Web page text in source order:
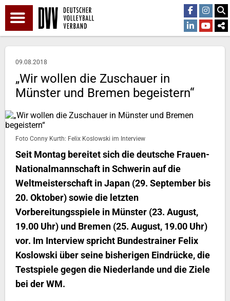
09.08.2018
„Wir wollen die Zuschauer in
Münster und Bremen begeistern“
Foto Conny Kurth: Felix Koslowski im Interview
Seit Montag bereitet sich die deutsche Frauen-
Nationalmannschaft in Schwerin auf die
Weltmeisterschaft in Japan (29. September bis
20. Oktober) sowie die letzten
Vorbereitungsspiele in Münster (23. August,
19.00 Uhr) und Bremen (25. August, 19.00 Uhr)
vor. Im Interview spricht Bundestrainer Felix
Koslowski über seine bisherigen Eindrücke, die
Testspiele gegen die Niederlande und die Ziele
bei der WM.